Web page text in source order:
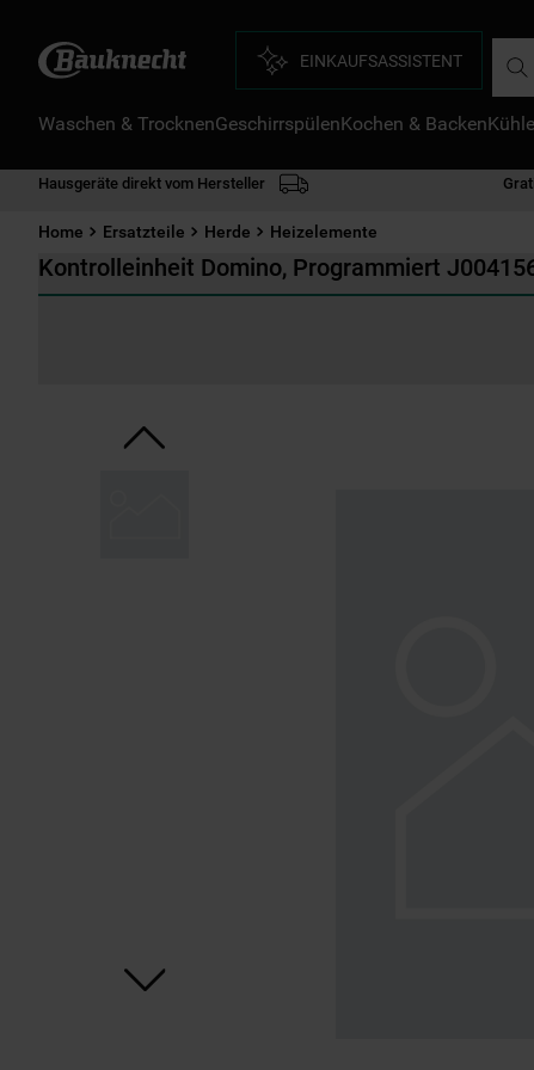
EINKAUFSASSISTENT
Waschen & TrocknenGeschirrspülenKochen & Backen
Hausgeräte direkt vom Hersteller
Home Ersatzteile Herde Heizelemente
Kontrolleinheit Domino, Programmiert